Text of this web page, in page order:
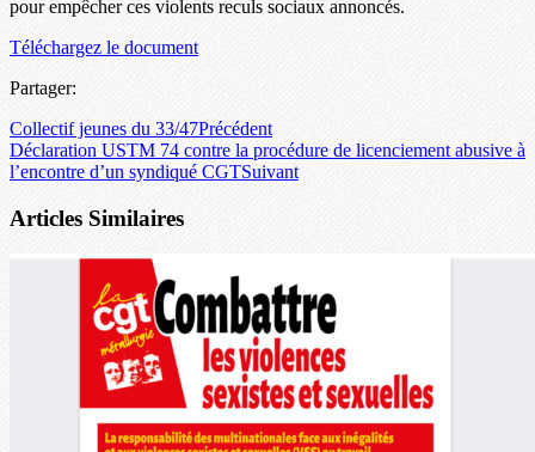
pour empêcher ces violents reculs sociaux annoncés.
Téléchargez le document
Partager:
Collectif jeunes du 33/47Précédent
Déclaration USTM 74 contre la procédure de licenciement abusive à
l’encontre d’un syndiqué CGTSuivant
Articles Similaires